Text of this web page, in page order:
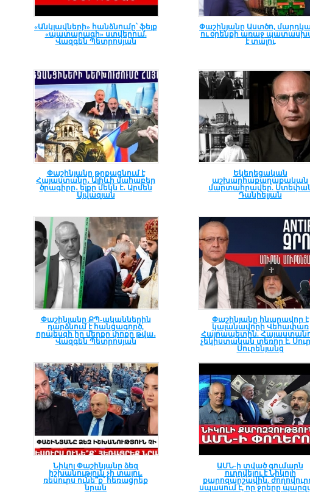
«Անկլավների» հանձնումը՝ ֆեյք
«պատարագի» ստվերում.
Վազգեն Պետրոսյան
Փաշինյանը Աստծո,
ու օրենքի առաջ
է տալու
Փաշինյանը թրքացնում է
Հայաստանը․ Ալիևի մահաբեր
ծրագիրը․ ելքը մեկն է․ Արմեն
Այվազյան
Եկեղեցական
աշխարհաքաղաքական
մարտահրավեր.
Դանիելյան
Փաշինյանը ՔՊ-ականներին
դարձնում է հանցագործ,
որպեսզի իր մեղքը փոքր թվա․
Վազգեն Պետրոսյան
Փաշինյանը հնարավոր է
կալանավորի Վեհափառ
Հայրապետին.
չեկիստական տեռոր է.
Սուրենյանց
Նիկոլ Փաշինյանը ձեզ
իշխանություն չի տալու.
ռեսուրս ունե՞ք՝ հեռացրեք
նրան
ԱՄՆ-ի տված գումարն
ուղղվելու է Նիկոլի
քարոզարշավին.
սպասում է, որ ջրերը